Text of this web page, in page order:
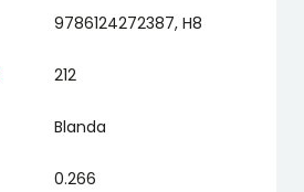
9786124272387, H8
212
Blanda
0.266